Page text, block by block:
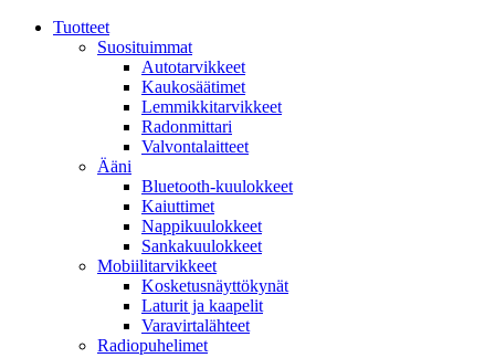
Tuotteet
Suosituimmat
Autotarvikkeet
Kaukosäätimet
Lemmikkitarvikkeet
Radonmittari
Valvontalaitteet
Ääni
Bluetooth-kuulokkeet
Kaiuttimet
Nappikuulokkeet
Sankakuulokkeet
Mobiilitarvikkeet
Kosketusnäyttökynät
Laturit ja kaapelit
Varavirtalähteet
Radiopuhelimet